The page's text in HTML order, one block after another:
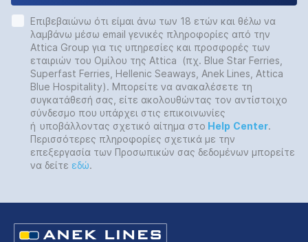
Επιβεβαιώνω ότι είμαι άνω των 18 ετών και θέλω να
λαμβάνω μέσω email γενικές πληροφορίες από την
Attica Group για τις υπηρεσίες και προσφορές των
εταιριών του Ομίλου της Attica (πχ. Blue Star Ferries,
Superfast Ferries, Hellenic Seaways, Anek Lines, Attica
Blue Hospitality). Μπορείτε να ανακαλέσετε τη
συγκατάθεσή σας, είτε ακολουθώντας τον αντίστοιχο
σύνδεσμο που υπάρχει στις επικοινωνίες
ή υποβάλλοντας σχετικό αίτημα στο Help Center.
Περισσότερες πληροφορίες σχετικά με την
επεξεργασία των Προσωπικών σας δεδομένων μπορείτε
να δείτε εδώ.